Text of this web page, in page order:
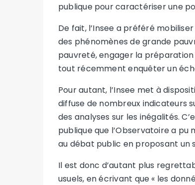
publique pour caractériser une
De fait, l’Insee a préféré
des phénomènes de grande
pauvreté, engager la préparation
tout récemment enquêter un
Pour autant, l’Insee met à
diffuse de nombreux indicateurs
des analyses sur les inégalités.
publique que l’Observatoire a
au débat public en proposant un
Il est donc d’autant plus
usuels, en écrivant que « les